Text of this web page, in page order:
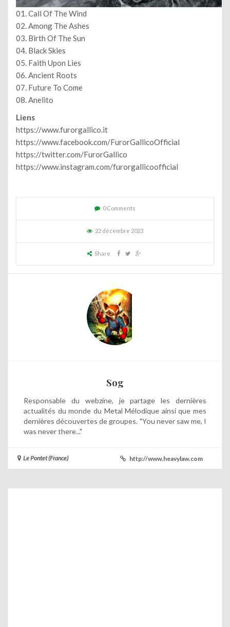
01. Call Of The Wind
02. Among The Ashes
03. Birth Of The Sun
04. Black Skies
05. Faith Upon Lies
06. Ancient Roots
07. Future To Come
08. Anelito
Liens
https://www.furorgallico.it
https://www.facebook.com/FurorGallicoOfficial
https://twitter.com/FurorGallico
https://www.instagram.com/furorgallicoofficial
0 Comments
22 décembre 2023
Share
Sog
Responsable du webzine, je partage les dernières
actualités du monde du Metal Mélodique ainsi que mes
dernières découvertes de groupes. "You never saw me, I
was never there..."
Le Pontet (France) http://www.heavylaw.com